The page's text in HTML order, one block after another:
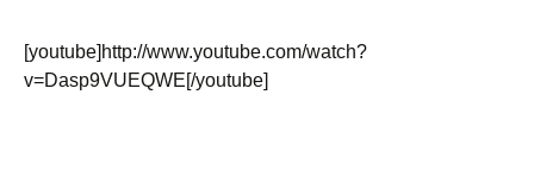
[youtube]http://www.youtube.com/watch?
v=Dasp9VUEQWE[/youtube]